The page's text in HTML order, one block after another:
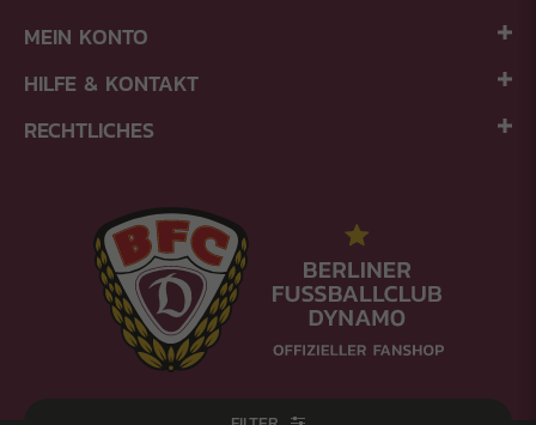
MEIN KONTO
HILFE & KONTAKT
RECHTLICHES